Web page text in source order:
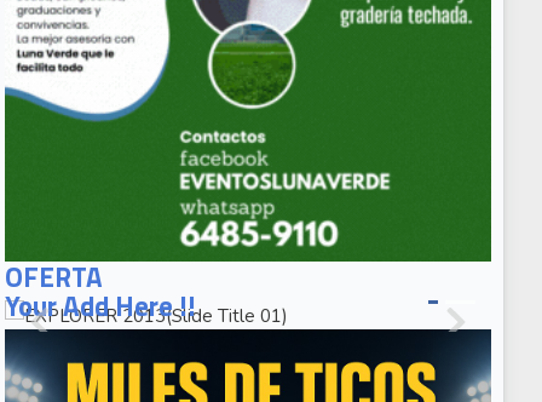
OFERTA
EXPLORER
2013(Slide
EXPLORER
2013(Slide
Caption 02)
Your Add Here !!